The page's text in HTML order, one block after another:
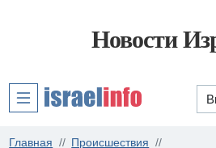
Новости
Главная
Происшествия